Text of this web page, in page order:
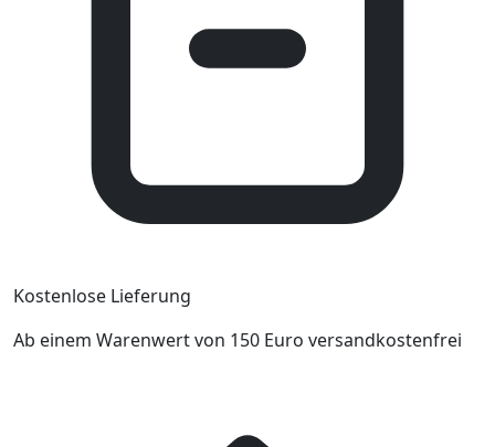
Kostenlose Lieferung
Ab einem Warenwert von 150 Euro versandkostenfrei